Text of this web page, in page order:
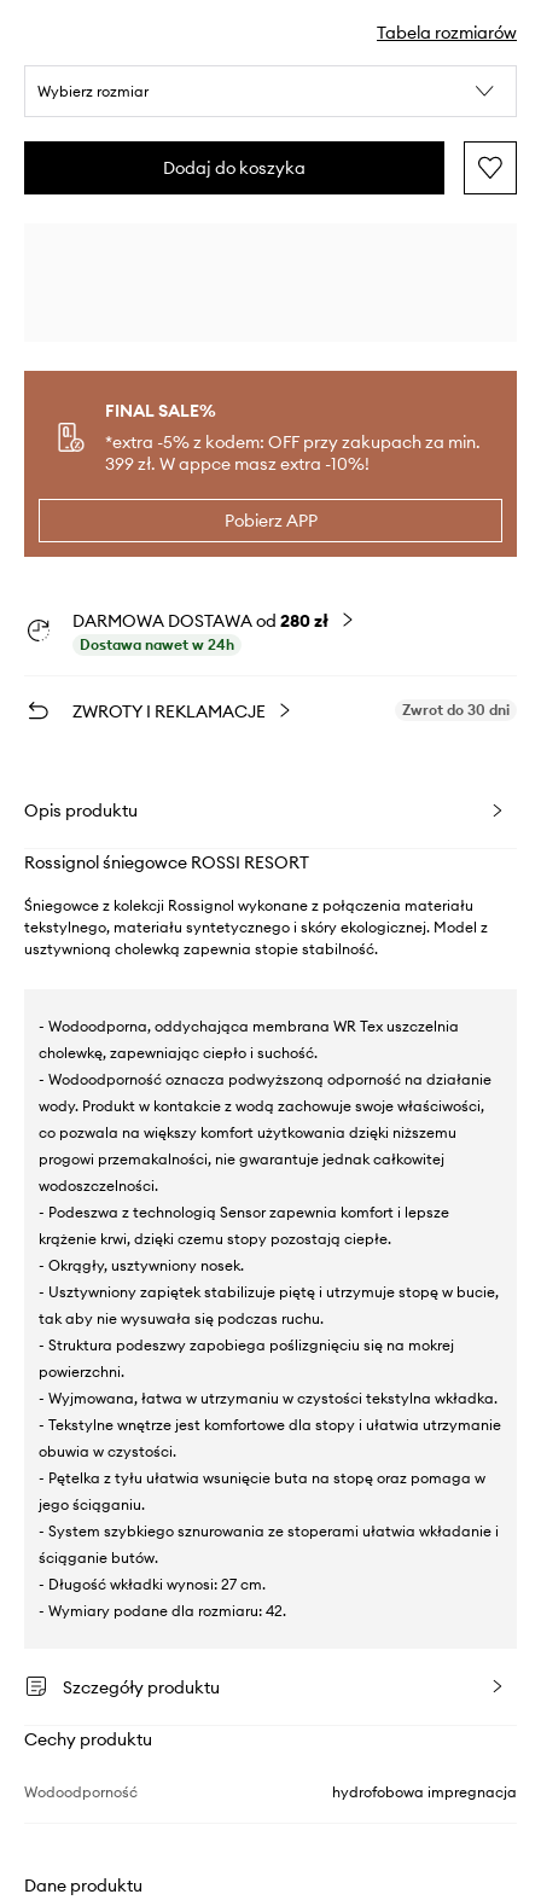
Tabela rozmiarów
Wybierz rozmiar
Dodaj do koszyka
FINAL SALE%
*extra -5% z kodem: OFF przy zakupach za min.
399 zł. W appce masz extra -10%!
Pobierz APP
DARMOWA DOSTAWA od 280 zł
Dostawa nawet w 24h
ZWROTY I REKLAMACJE Zwrot do 30 dni
Opis produktu
Rossignol śniegowce ROSSI RESORT
Śniegowce z kolekcji Rossignol wykonane z połączenia materiału
tekstylnego, materiału syntetycznego i skóry ekologicznej. Model z
usztywnioną cholewką zapewnia stopie stabilność.
- Wodoodporna, oddychająca membrana WR Tex uszczelnia
cholewkę, zapewniając ciepło i suchość.
- Wodoodporność oznacza podwyższoną odporność na działanie
wody. Produkt w kontakcie z wodą zachowuje swoje właściwości,
co pozwala na większy komfort użytkowania dzięki niższemu
progowi przemakalności, nie gwarantuje jednak całkowitej
wodoszczelności.
- Podeszwa z technologią Sensor zapewnia komfort i lepsze
krążenie krwi, dzięki czemu stopy pozostają ciepłe.
- Okrągły, usztywniony nosek.
- Usztywniony zapiętek stabilizuje piętę i utrzymuje stopę w bucie,
tak aby nie wysuwała się podczas ruchu.
- Struktura podeszwy zapobiega poślizgnięciu się na mokrej
powierzchni.
- Wyjmowana, łatwa w utrzymaniu w czystości tekstylna wkładka.
- Tekstylne wnętrze jest komfortowe dla stopy i ułatwia utrzymanie
obuwia w czystości.
- Pętelka z tyłu ułatwia wsunięcie buta na stopę oraz pomaga w
jego ściąganiu.
- System szybkiego sznurowania ze stoperami ułatwia wkładanie i
ściąganie butów.
- Długość wkładki wynosi: 27 cm.
- Wymiary podane dla rozmiaru: 42.
Szczegóły produktu
Cechy produktu
Wodoodporność hydrofobowa impregnacja
Dane produktu